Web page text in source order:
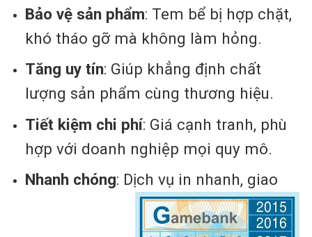
Bảo vệ sản phẩm: Tem bể bị hợp chặt,
khó tháo gỡ mà không làm hỏng.
Tăng uy tín: Giúp khẳng định chất
lượng sản phẩm cùng thương hiệu.
Tiết kiệm chi phí: Giá cạnh tranh, phù
hợp với doanh nghiệp mọi quy mô.
Nhanh chóng: Dịch vụ in nhanh, giao